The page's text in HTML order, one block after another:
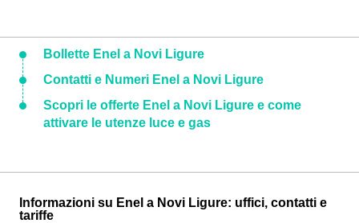
Bollette Enel a Novi Ligure
Contatti e Numeri Enel a Novi Ligure
Scopri le offerte Enel a Novi Ligure e come
attivare le utenze luce e gas
Informazioni su Enel a Novi Ligure: uffici, contatti e
tariffe